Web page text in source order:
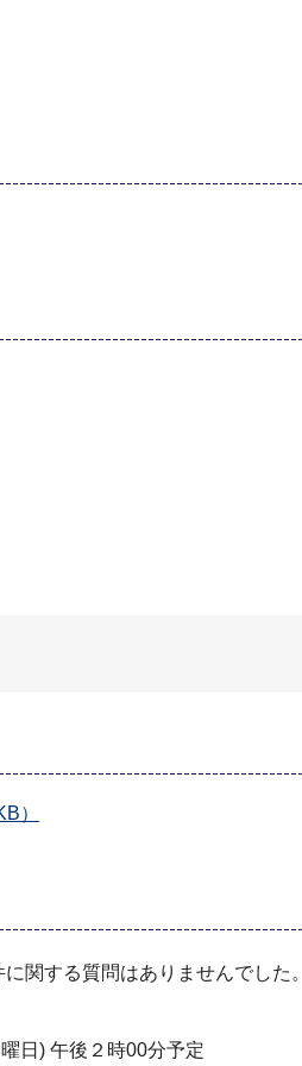
）
関する質問はありませんでした。
⽇) 午後２時00分予定